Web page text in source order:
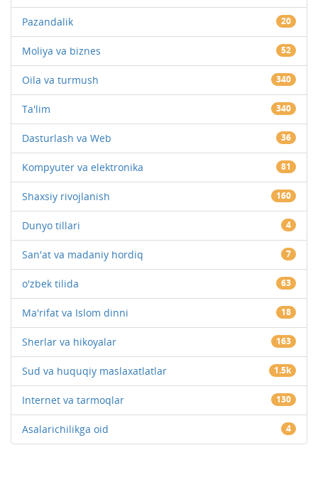
Pazandalik 20
Moliya va biznes 52
Oila va turmush 340
Ta'lim 340
Dasturlash va Web 36
Kompyuter va elektronika 81
Shaxsiy rivojlanish 160
Dunyo tillari 4
San'at va madaniy hordiq 7
o'zbek tilida 63
Ma'rifat va Islom dinni 18
Sherlar va hikoyalar 163
Sud va huquqiy maslaxatlatlar 1.5k
Internet va tarmoqlar 130
Asalarichilikga oid 4